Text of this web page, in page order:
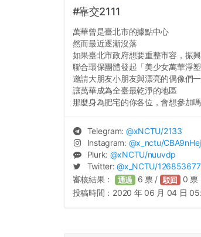
#靠交2111
萬華曾是臺北市的據點中心
然而最近逐漸沒落
如果臺北市政府想要重整市容，振
聯合環保團體發起「美少女萬華淨塑
邀請大朋友小朋友與漂亮的偶像們
讓萬華成為全臺最乾淨的地區
那麼身為肥宅的你各位，會想參加
Telegram: @xNCTU/2133
Instagram: @x_nctu/
Plurk: @xNCTU/nuuvdp
Twitter:@x_NCTU/
審核結果： 通過 6 票 / 駁回 0 票
投稿時間： 2020 年 06 月 04 日